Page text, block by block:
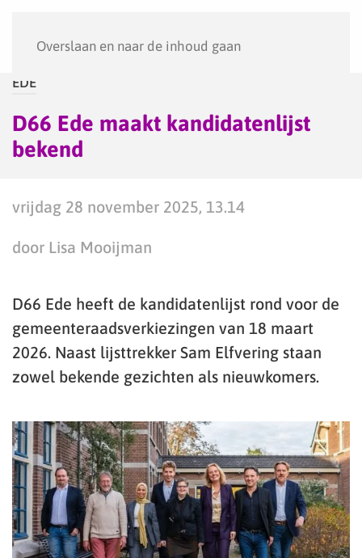
Overslaan en naar de inhoud gaan
EDE
D66 Ede maakt kandidatenlijst
bekend
vrijdag 28 november 2025, 13.14
door Lisa Mooijman
D66 Ede heeft de kandidatenlijst rond voor de
gemeenteraadsverkiezingen van 18 maart
2026. Naast lijsttrekker Sam Elfvering staan
zowel bekende gezichten als nieuwkomers.